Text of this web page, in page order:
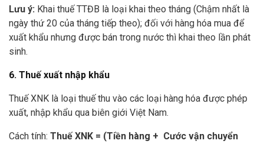
Lưu ý: Khai thuế TTĐB là loại khai theo tháng (Chậm nhất là
ngày thứ 20 của tháng tiếp theo); đối với hàng hóa mua để
xuất khẩu nhưng được bán trong nước thì khai theo lần phát
sinh.
6. Thuế xuất nhập khẩu
Thuế XNK là loại thuế thu vào các loại hàng hóa được phép
xuất, nhập khẩu qua biên giới Việt Nam.
Cách tính: Thuế XNK = (Tiền hàng + Cước vận chuyển